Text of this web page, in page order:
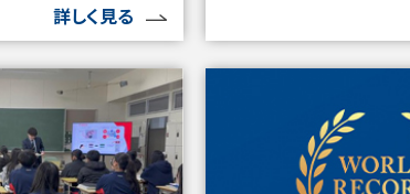
詳しく見る